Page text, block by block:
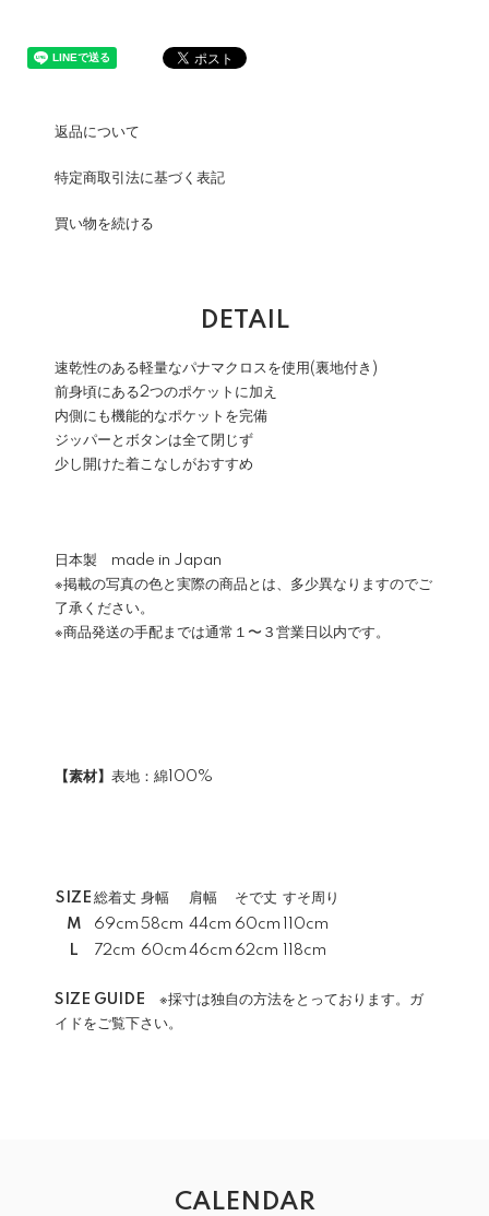
返品について
特定商取引法に基づく表記
買い物を続ける
DETAIL
速乾性のある軽量なパナマクロスを使用(裏地付き)
前身頃にある2つのポケットに加え
内側にも機能的なポケットを完備
ジッパーとボタンは全て閉じず
少し開けた着こなしがおすすめ
日本製 made in Japan
※掲載の写真の色と実際の商品とは、多少異なりますのでご
了承ください。
※商品発送の手配までは通常１〜３営業日以内です。
【素材】 表地：綿100%
SIZE 総着丈 身幅 肩幅 そで丈 すそ周り
M
69cm 58cm 44cm 60cm
110cm
L
72cm 60cm 46cm 62cm 118cm
SIZE GUIDE ※採寸は独自の方法をとっております。ガ
イドをご覧下さい。
CALENDAR